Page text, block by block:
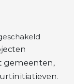
gemeenten,